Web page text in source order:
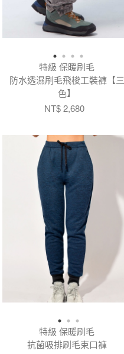
特級 保暖刷毛
防水透濕刷毛飛梭工裝褲【三
色】
NT$ 2,680
特級 保暖刷毛
抗菌吸排刷毛束口褲